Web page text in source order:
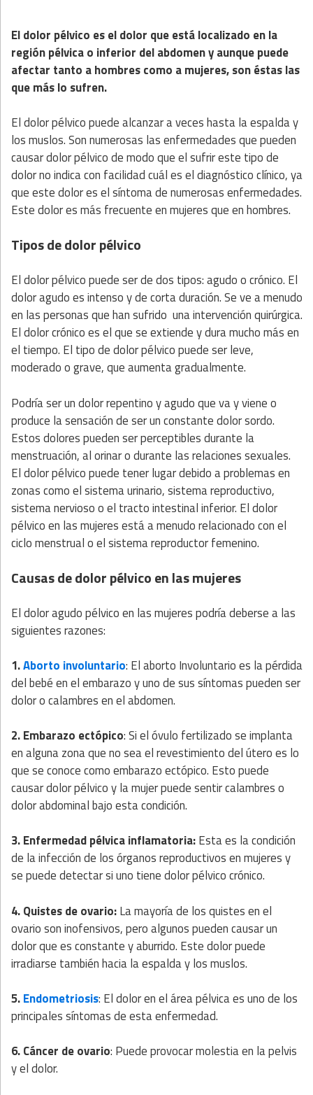
El dolor pélvico es el dolor que está localizado en la
región pélvica o inferior del abdomen y aunque puede
afectar tanto a hombres como a mujeres, son éstas las
que más lo sufren.
El dolor pélvico puede alcanzar a veces hasta la espalda y
los muslos. Son numerosas las enfermedades que pueden
causar dolor pélvico de modo que el sufrir este tipo de
dolor no indica con facilidad cuál es el diagnóstico clínico, ya
que este dolor es el síntoma de numerosas enfermedades.
Este dolor es más frecuente en mujeres que en hombres.
Tipos de dolor pélvico
El dolor pélvico puede ser de dos tipos: agudo o crónico. El
dolor agudo es intenso y de corta duración. Se ve a menudo
en las personas que han sufrido una intervención quirúrgica.
El dolor crónico es el que se extiende y dura mucho más en
el tiempo. El tipo de dolor pélvico puede ser leve,
moderado o grave, que aumenta gradualmente.
Podría ser un dolor repentino y agudo que va y viene o
produce la sensación de ser un constante dolor sordo.
Estos dolores pueden ser perceptibles durante la
menstruación, al orinar o durante las relaciones sexuales.
El dolor pélvico puede tener lugar debido a problemas en
zonas como el sistema urinario, sistema reproductivo,
sistema nervioso o el tracto intestinal inferior. El dolor
pélvico en las mujeres está a menudo relacionado con el
ciclo menstrual o el sistema reproductor femenino.
Causas de dolor pélvico en las mujeres
El dolor agudo pélvico en las mujeres podría deberse a las
siguientes razones:
1.Aborto involuntario: El aborto Involuntario es la pérdida
del bebé en el embarazo y uno de sus síntomas pueden ser
dolor o calambres en el abdomen.
2. Embarazo ectópico: Si el óvulo fertilizado se implanta
en alguna zona que no sea el revestimiento del útero es lo
que se conoce como embarazo ectópico. Esto puede
causar dolor pélvico y la mujer puede sentir calambres o
dolor abdominal bajo esta condición.
3. Enfermedad pélvica inflamatoria:Esta es la condición
de la infección de los órganos reproductivos en mujeres y
se puede detectar si uno tiene dolor pélvico crónico.
4. Quistes de ovario:La mayoría de los quistes en el
ovario son inofensivos, pero algunos pueden causar un
dolor que es constante y aburrido. Este dolor puede
irradiarse también hacia la espalda y los muslos.
5.Endometriosis: El dolor en el área pélvica es uno de los
principales síntomas de esta enfermedad.
6. Cáncer de ovario: Puede provocar molestia en la pelvis
y el dolor.